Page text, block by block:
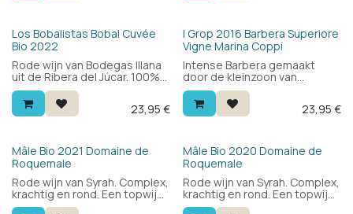
Bio
Los Bobalistas Bobal Cuvée
Bio 2022
Rode wijn van Bodegas Illana
uit de Ribera del Júcar. 100%
bobal, gerijpt op eikenhout:
fruitig en bloemig met een
mooie frisheid, zachte
rode wijn om te ontdekken.
23,95 €
I Grop 2016 Barbera Superiore
Vigne Marina Coppi
Intense Barbera gemaakt
door de kleinzoon van
wielerlegende Fausto Coppi.
Een volle en complexe wijn,
rond, mineraal, zacht en lang
Barbera. Barbera van de
appellatie Colli Tortonesi in
de regio Piemont.
23,95 €
Bio
Mâle Bio 2021 Domaine de
Roquemale
Rode wijn van Syrah. Complex,
krachtig en rond. Een topwijn
voor een zachte prijs.
Bio
Mâle Bio 2020 Domaine de
Roquemale
Rode wijn van Syrah. Complex,
krachtig en rond. Een topwijn
voor een zachte prijs.